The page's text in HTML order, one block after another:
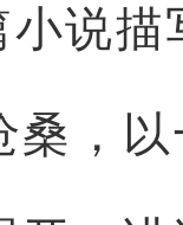
小说
桑，